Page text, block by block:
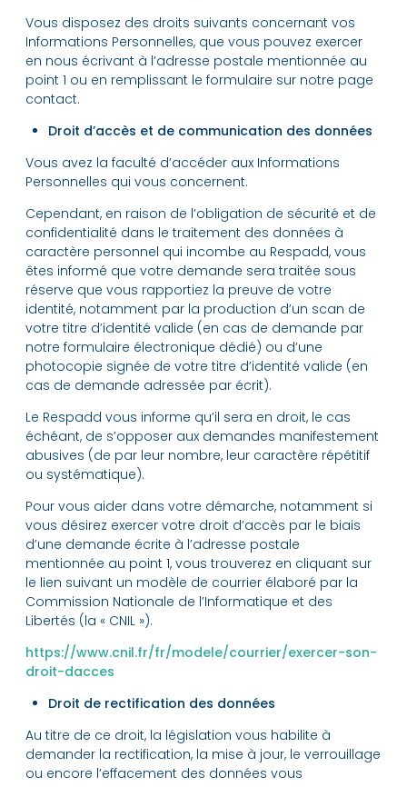
Vous disposez des droits suivants concernant vos
Informations Personnelles, que vous pouvez exercer
en nous écrivant à l’adresse postale mentionnée au
point 1 ou en remplissant le formulaire sur notre page
contact.
Droit d’accès et de communication des données
Vous avez la faculté d’accéder aux Informations
Personnelles qui vous concernent.
Cependant, en raison de l’obligation de sécurité et de
confidentialité dans le traitement des données à
caractère personnel qui incombe au Respadd, vous
êtes informé que votre demande sera traitée sous
réserve que vous rapportiez la preuve de votre
identité, notamment par la production d’un scan de
votre titre d’identité valide (en cas de demande par
notre formulaire électronique dédié) ou d’une
photocopie signée de votre titre d’identité valide (en
cas de demande adressée par écrit).
Le Respadd vous informe qu’il sera en droit, le cas
échéant, de s’opposer aux demandes manifestement
abusives (de par leur nombre, leur caractère répétitif
ou systématique).
Pour vous aider dans votre démarche, notamment si
vous désirez exercer votre droit d’accès par le biais
d’une demande écrite à l’adresse postale
mentionnée au point 1, vous trouverez en cliquant sur
le lien suivant un modèle de courrier élaboré par la
Commission Nationale de l’Informatique et des
Libertés (la « CNIL »).
https://www.cnil.fr/fr/modele/courrier/exercer-son-
droit-dacces
Droit de rectification des données
Au titre de ce droit, la législation vous habilite à
demander la rectification, la mise à jour, le verrouillage
ou encore l’effacement des données vous